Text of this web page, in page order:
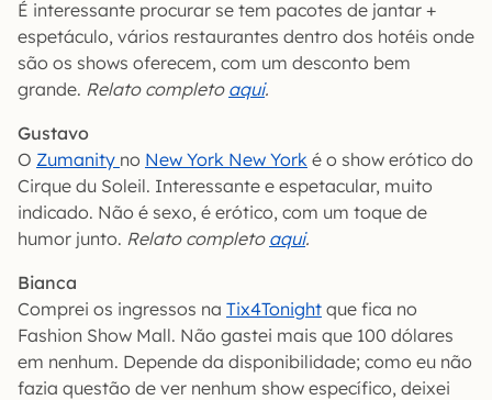
É interessante procurar se tem pacotes de jantar +
espetáculo, vários restaurantes dentro dos hotéis onde
são os shows oferecem, com um desconto bem
grande. Relato completo aqui.
Gustavo
O Zumanity no New York New York é o show erótico do
Cirque du Soleil. Interessante e espetacular, muito
indicado. Não é sexo, é erótico, com um toque de
humor junto. Relato completo aqui.
Bianca
Comprei os ingressos na Tix4Tonight que fica no
Fashion Show Mall. Não gastei mais que 100 dólares
em nenhum. Depende da disponibilidade; como eu não
fazia questão de ver nenhum show específico, deixei